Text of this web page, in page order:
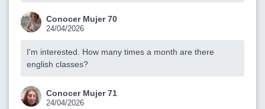
Conocer Mujer 70
24/04/2026
I'm interested. How many times a month are there
english classes?
Conocer Mujer 71
24/04/2026